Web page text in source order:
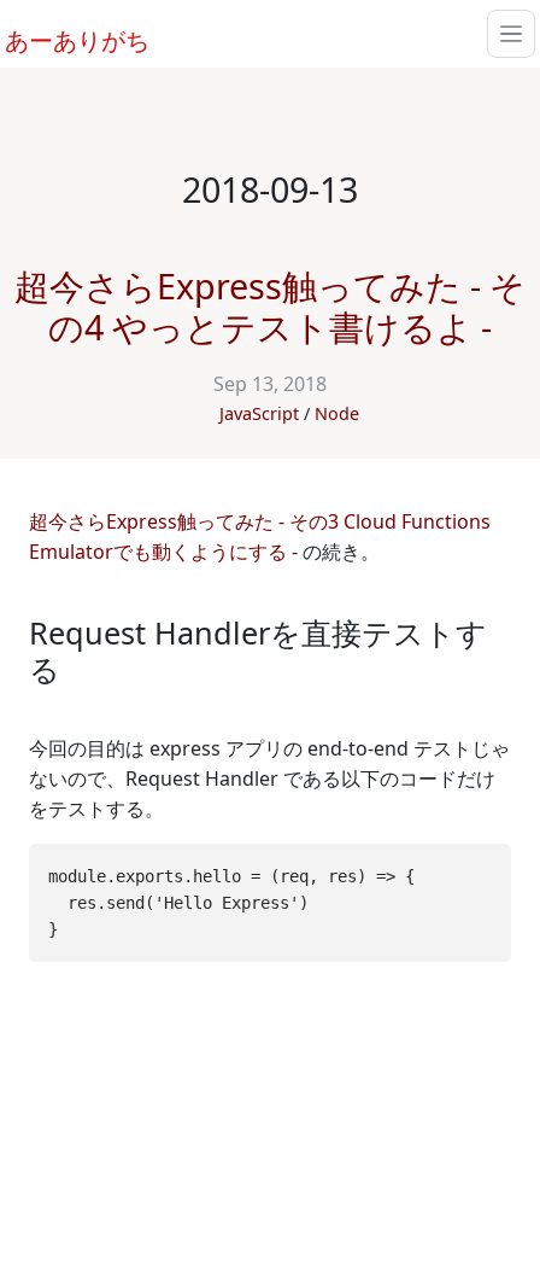
あーありがち
2018-09-13
超今さらExpress触ってみた - そ
の4 やっとテスト書けるよ -
Sep 13, 2018
JavaScript Node
超今さらExpress触ってみた - その3 Cloud Functions
Emulatorでも動くようにする -の続き。
Request Handlerを直接テストす
る
今回の目的は express アプリの end-to-end テストじゃ
ないので、Request Handler である以下のコードだけ
をテストする。
module.exports.hello = (req, res) => {
  res.send('Hello Express')